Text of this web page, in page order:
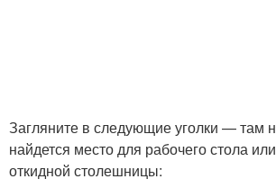
Загляните в следующие уголки — там
найдется место для рабочего стола
откидной столешницы: